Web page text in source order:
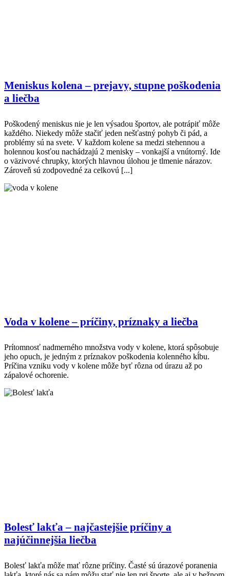
Meniskus kolena – prejavy, stupne poškodenia
a liečba
Poškodený meniskus nie je len výsadou športov, ale potrápiť môže
každého. Niekedy môže stačiť jeden nešťastný pohyb či pád, a
problémy sú na svete. V každom kolene sa medzi stehennou a
holennou kosťou nachádzajú 2 menisky – vonkajší a vnútorný. Ide
o väzivové chrupky, ktorých hlavnou úlohou je tlmenie nárazov.
Zároveň sú zodpovedné za celkovú [...]
Voda v kolene – príčiny, príznaky a liečba
Prítomnosť nadmerného množstva vody v kolene, ktorá spôsobuje
jeho opuch, je jedným z príznakov poškodenia kolenného kĺbu.
Príčina vzniku vody v kolene môže byť rôzna od úrazu až po
zápalové ochorenie.
Bolesť lakťa – najčastejšie príčiny a
najúčinnejšia liečba
Bolesť lakťa môže mať rôzne príčiny. Časté sú úrazové poranenia